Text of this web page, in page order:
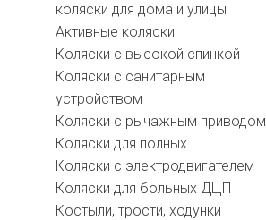
коляски для дома и улицы
Активные коляски
Коляски с высокой спинкой
Коляски с санитарным
устройством
Коляски с рычажным приводом
Коляски для полных
Коляски с электродвигателем
Коляски для больных ДЦП
Костыли, трости, ходунки